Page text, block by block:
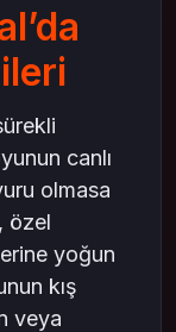
canlı
olmasa
özel
yoğun
kış
veya